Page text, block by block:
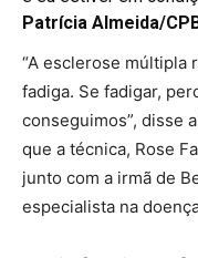
Patrícia Almeida/
“A esclerose múltipla
fadiga. Se fadigar,
conseguimos”, disse
que a técnica, Rose
junto com a irmã de
especialista na